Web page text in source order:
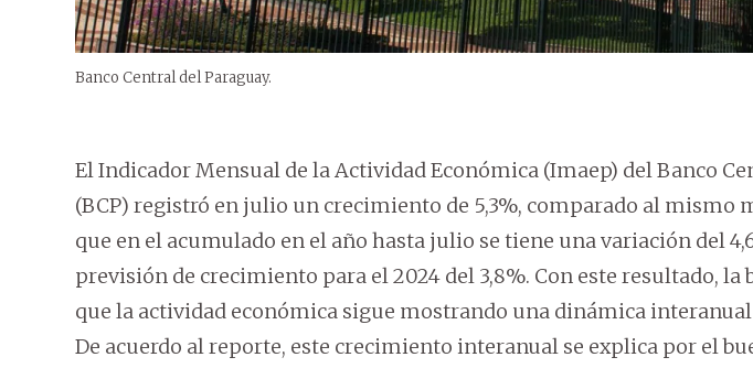
Banco Central del Paraguay.
El Indicador Mensual de la Actividad Económica (Imaep) del Banco
(BCP) registró en julio un crecimiento de 5,3%, comparado al mismo
que en el acumulado en el año hasta julio se tiene una variación del
previsión de crecimiento para el 2024 del 3,8%. Con este resultado, la
que la actividad económica sigue mostrando una dinámica
De acuerdo al reporte, este crecimiento interanual se explica por el